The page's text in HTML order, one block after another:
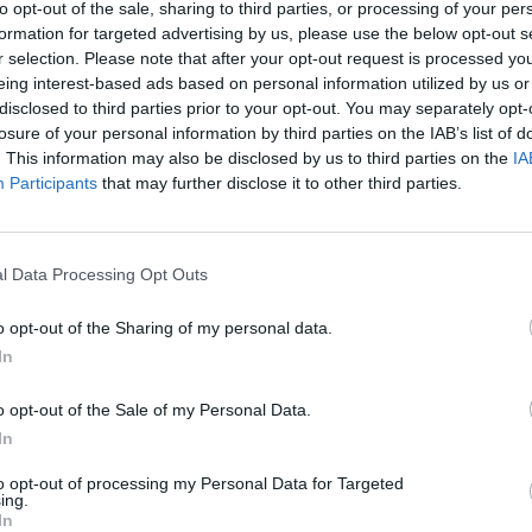
opt-out of the sale, sharing to third parties, or processing of your
for targeted advertising by us, please use the below opt-out
selection. Please note that after your opt-out request is processed
interest-based ads based on personal information utilized by us
to third parties prior to your opt-out. You may separately
of your personal information by third parties on the IAB’s list of
This information may also be disclosed by us to third parties on the
Participants that may further disclose it to other third parties.
Data Processing Opt Outs
opt-out of the Sharing of my personal data.
opt-out of the Sale of my Personal Data.
opt-out of processing my Personal Data for Targeted
ma diversa da quella che ho sempre
parteciperò». «So che ci sono opinioni
le forze politiche che dovrebbero
vedremo — dice Cofferati — cosa
Ma «il mio interesse — chiarisce — è
che affronti temi di merito, non
E soprattutto, aggiunge,
con movimenti ed ha come
così la vede il «Cinese»:
«alla politica in una dimensione più
l'Ulivo e l'insieme delle forze politiche
contendere il consenso dei cittadini a
Enzo Carra: «L'assunzione da
di dirette responsabilità politiche»,
Rudy Giuliani a Come States?
Trump, Meloni e la strategia
americana